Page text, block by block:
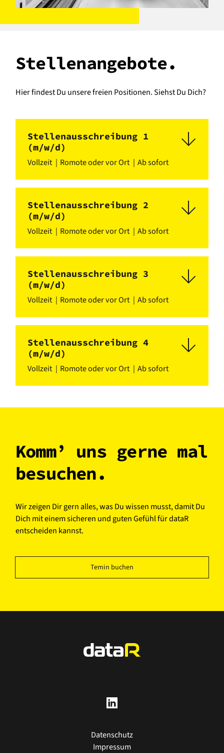
Stellenangebote.
Hier findest Du unsere freien Positionen. Siehst Du Dich?
Stellenausschreibung 1
(m/w/d)
Vollzeit
Romote oder vor Ort Ab sofort
Stellenausschreibung 2
(m/w/d)
Vollzeit
Romote oder vor Ort Ab sofort
Stellenausschreibung 3
(m/w/d)
Vollzeit
Romote oder vor Ort Ab sofort
Stellenausschreibung 4
(m/w/d)
Vollzeit
Romote oder vor Ort Ab sofort
Komm’ uns gerne mal
besuchen.
Wir zeigen Dir gern alles, was Du wissen musst, damit Du
Dich mit einem sicheren und guten Gefühl für dataR
entscheiden kannst.
Temin buchen
Datenschutz
Impressum